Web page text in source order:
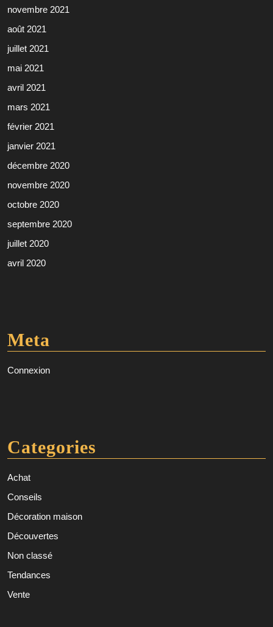
novembre 2021
août 2021
juillet 2021
mai 2021
avril 2021
mars 2021
février 2021
janvier 2021
décembre 2020
novembre 2020
octobre 2020
septembre 2020
juillet 2020
avril 2020
Meta
Connexion
Categories
Achat
Conseils
Décoration maison
Découvertes
Non classé
Tendances
Vente